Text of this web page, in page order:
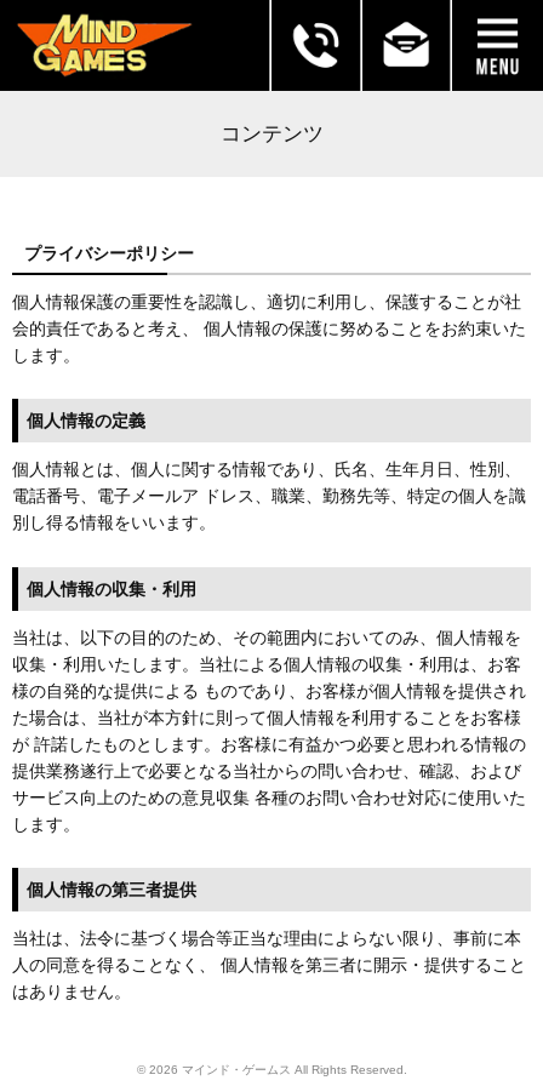
コンテンツ
プライバシーポリシー
個人情報保護の重要性を認識し、適切に利用し、保護することが社
会的責任であると考え、 個人情報の保護に努めることをお約束いた
します。
個人情報の定義
個人情報とは、個人に関する情報であり、氏名、生年月日、性別、
電話番号、電子メールア ドレス、職業、勤務先等、特定の個人を識
別し得る情報をいいます。
個人情報の収集・利用
当社は、以下の目的のため、その範囲内においてのみ、個人情報を
収集・利用いたします。当社による個人情報の収集・利用は、お客
様の自発的な提供による ものであり、お客様が個人情報を提供され
た場合は、当社が本方針に則って個人情報を利用することをお客様
が 許諾したものとします。お客様に有益かつ必要と思われる情報の
提供業務遂行上で必要となる当社からの問い合わせ、確認、および
サービス向上のための意見収集 各種のお問い合わせ対応に使用いた
します。
個人情報の第三者提供
当社は、法令に基づく場合等正当な理由によらない限り、事前に本
人の同意を得ることなく、 個人情報を第三者に開示・提供すること
はありません。
© 2026 マインド・ゲームス All Rights Reserved.